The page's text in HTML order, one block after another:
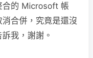
合的 Microsoft 帳
合併，究竟是還沒
我，謝謝。